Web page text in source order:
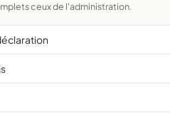
ceux de l'administration.